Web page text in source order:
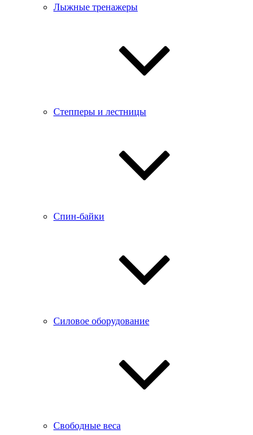
Лыжные тренажеры
Степперы и лестницы
Спин-байки
Силовое оборудование
Свободные веса